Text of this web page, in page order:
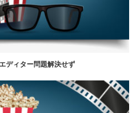
ディター問題解決せず